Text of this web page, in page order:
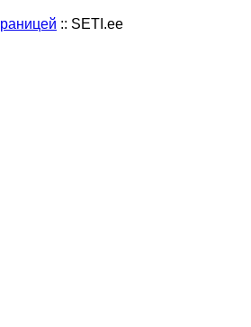
:: SETI.ee